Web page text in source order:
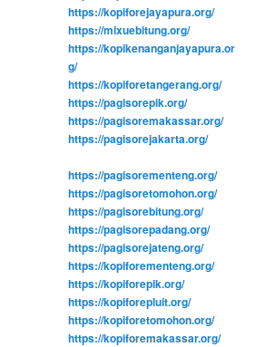
https://kopiforejayapura.org/
https://mixuebitung.org/
https://kopikenanganjayapura.or
g/
https://kopiforetangerang.org/
https://pagisorepik.org/
https://pagisoremakassar.org/
https://pagisorejakarta.org/
https://pagisorementeng.org/
https://pagisoretomohon.org/
https://pagisorebitung.org/
https://pagisorepadang.org/
https://pagisorejateng.org/
https://kopiforementeng.org/
https://kopiforepik.org/
https://kopiforepluit.org/
https://kopiforetomohon.org/
https://kopiforemakassar.org/